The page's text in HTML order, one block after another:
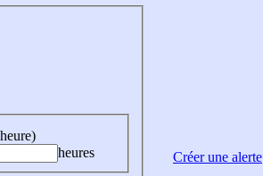
heures
Créer une alerte